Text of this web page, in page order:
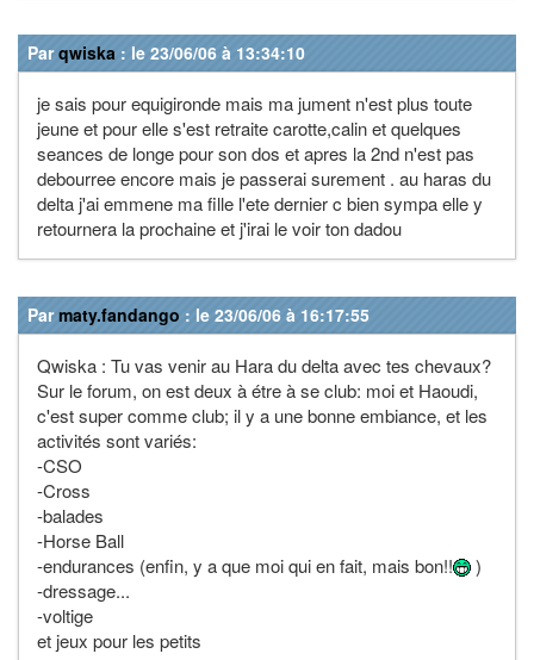
Parqwiska : le 23/06/06 à 13:34:10
je sais pour equigironde mais ma jument n'est plus toute
jeune et pour elle s'est retraite carotte,calin et quelques
seances de longe pour son dos et apres la 2nd n'est pas
debourree encore mais je passerai surement . au haras du
delta j'ai emmene ma fille l'ete dernier c bien sympa elle y
retournera la prochaine et j'irai le voir ton dadou
Parmaty.fandango : le 23/06/06 à 16:17:55
Qwiska : Tu vas venir au Hara du delta avec tes chevaux?
Sur le forum, on est deux à étre à se club: moi et Haoudi,
c'est super comme club; il y a une bonne embiance, et les
activités sont variés:
-CSO
-Cross
-balades
-Horse Ball
-endurances (enfin, y a que moi qui en fait, mais bon!!
)
-dressage...
-voltige
et jeux pour les petits